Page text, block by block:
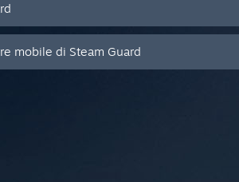
mobile di Steam Guard